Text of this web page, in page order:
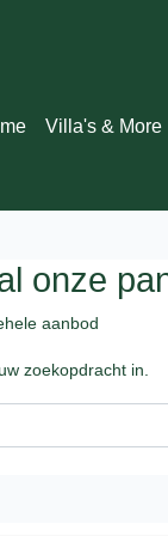
Villa's & More
onze
aanbod
zoekopdracht in.